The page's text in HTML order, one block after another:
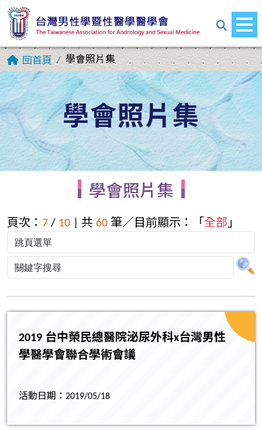
回首頁 學會照片集
學會照片集
學會照片集
頁次： 7 / 10 | 共 60 筆／目前顯示：「 全部」
2019 台中榮民總醫院泌尿外科x台灣男性
學醫學會聯合學術會議
活動日期：2019/05/18